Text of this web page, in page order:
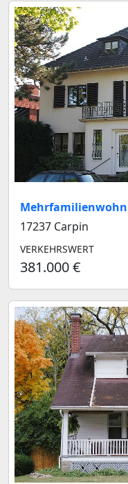
17237 Carpin
VERKEHRSWERT
381.000 €